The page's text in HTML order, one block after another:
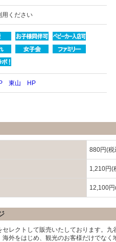
用ください
東山 HP
880円(税
1,210円(
12,100
レクトして販売いたしております。
外をはじめ、観光のお客様だけでな